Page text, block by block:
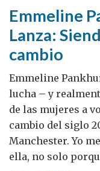
Maya
de
El
Mirador,
1
Emmeline
Lanza:
cambio
Emmeline
lucha – y
de las mujeres a
cambio del siglo
Manchester. Yo
ella, no solo